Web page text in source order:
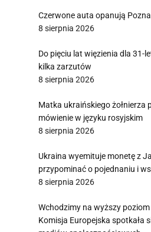
Czerwone auta opanują
8 sierpnia 2026
Do pięciu lat więzienia dla 31-
kilka zarzutów
8 sierpnia 2026
Matka ukraińskiego żołnierza
mówienie w języku rosyjskim
8 sierpnia 2026
Ukraina wyemituje monetę z
przypominać o pojednaniu i
8 sierpnia 2026
Wchodzimy na wyższy
Komisja Europejska spotkała